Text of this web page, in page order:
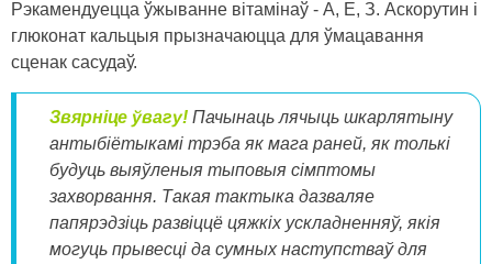
Рэкамендуецца ўжыванне вітамінаў - А, Е, З. Аскорутин і
глюконат кальцыя прызначаюцца для ўмацавання
сценак сасудаў.
Звярніце ўвагу! Пачынаць лячыць шкарлятыну
антыбіётыкамі трэба як мага раней, як толькі
будуць выяўленыя тыповыя сімптомы
захворвання. Такая тактыка дазваляе
папярэдзіць развіццё цяжкіх ускладненняў, якія
могуць прывесці да сумных наступстваў для